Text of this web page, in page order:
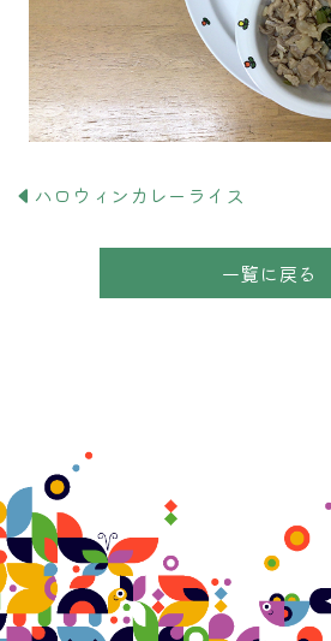
ハロウィンカレーライス
一覧に戻る